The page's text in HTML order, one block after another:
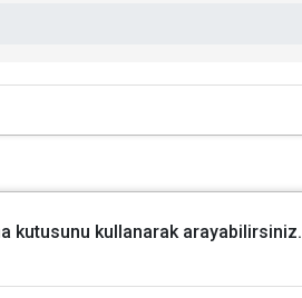
kutusunu kullanarak arayabilirsiniz.